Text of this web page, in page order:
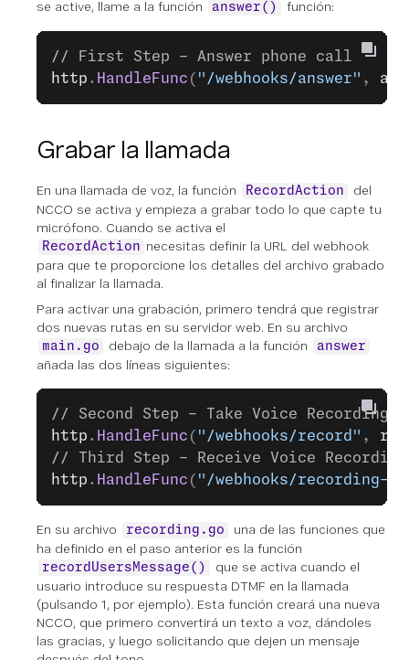
se active, llame a la función
answer() función:
// First Step - Answer phone call
http . HandleFunc ( "/webhooks/answer" ,
Grabar la llamada
En una llamada de voz, la función RecordAction
del
NCCO se activa y empieza a grabar todo lo que capte tu
micrófono. Cuando se activa el
RecordAction necesitas definir la URL del webhook
para que te proporcione los detalles del archivo grabado
al finalizar la llamada.
Para activar una grabación, primero tendrá que registrar
dos nuevas rutas en su servidor web. En su archivo
main.go debajo de la llamada a la función answer
añada las dos líneas siguientes:
// Second Step - Take Voice Recording
http . HandleFunc ( "/webhooks/record" ,
// Third Step - Receive Voice
http . HandleFunc ( "/webhooks/recording-
En su archivo recording.go
una de las funciones que
ha definido en el paso anterior es la función
recordUsersMessage()
que se activa cuando el
usuario introduce su respuesta DTMF en la llamada
(pulsando 1, por ejemplo). Esta función creará una nueva
NCCO, que primero convertirá un texto a voz, dándoles
las gracias, y luego solicitando que dejen un mensaje